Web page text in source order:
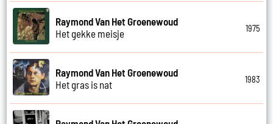
Raymond Van Het Groenewoud
Het gekke meisje
1975
Raymond Van Het Groenewoud
Het gras is nat
1983